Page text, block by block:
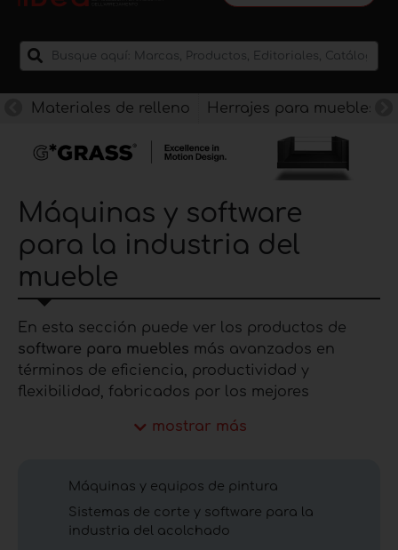
Materiales de relleno Herrajes para muebles
Máquinas y software
para la industria del
mueble
En esta sección puede ver los productos de
software para muebles más avanzados en
términos de eficiencia, productividad y
flexibilidad, fabricados por los mejores
particular, puede explorar diferentes tipos de
procesamiento de muebles
máquinas de pintura, software para el diseño de
muebles,máquinas de embalaje, máquinas de
mostrar más
Máquinas y equipos de pintura
Sistemas de corte y software para la
industria del acolchado